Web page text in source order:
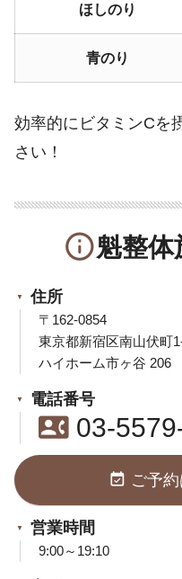
ほしのり
青のり
効率的にビタミンCを
さい！
info_outline魁整体
住所
〒162-0854
東京都新宿区南山伏町
ハイホーム市ヶ谷 206
電話番号
contact_phone 03-
event_available ご予
営業時間
9:00～19:10